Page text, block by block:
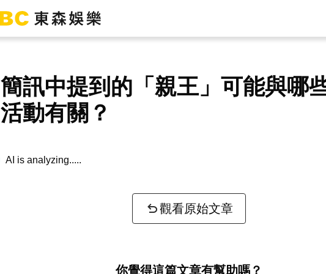
簡訊中提到的「親王」可能與哪
活動有關？
AI is analyzing...
觀看原始文章
你覺得這篇文章有幫助嗎？